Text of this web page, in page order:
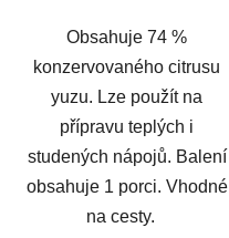
Obsahuje 74 %
konzervovaného citrusu
yuzu. Lze použít na
přípravu teplých i
studených nápojů. Balení
obsahuje 1 porci. Vhodné
na cesty.